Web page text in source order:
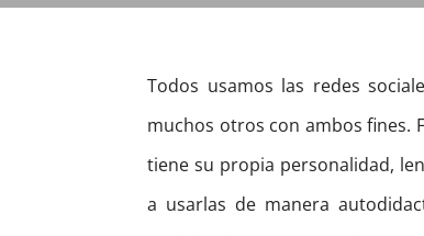
Todos usamos las redes
muchos otros con ambos fines.
tiene su propia personalidad,
a usarlas de manera